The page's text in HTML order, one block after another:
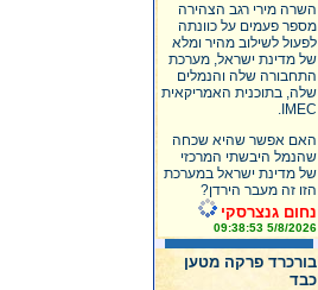
השרה מירי רגב הצהירה
מספר פעמים על כוונתה
לפעול לשילוב מהיר ומלא
של מדינת ישראל, מערכת
התחבורה שלה והנמלים
שלה, בתוכנית האמריקאית
IMEC.
האם אפשר שהיא שכחה
שהנמל היבשתי המרכזי
של מדינת ישראל במערכת
הזו זה מעבר הירדן?
נחום גנצרסקי
5/8/2026 09:38:53
בורכרד פרקה מטען
כבד